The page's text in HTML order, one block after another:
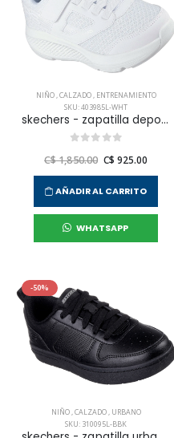
NIÑO,CALZADO, ENTRENAMIENTO
SKU: 403985L-WHT
skechers - zapatilla deportiva go run elevate - astonishing para niño junior
C$ 1,850.00 C$ 925.00
AÑADIR AL CARRITO
WHATSAPP
-50%
NIÑO,CALZADO, URBANO
SKU: 310095L-BBK